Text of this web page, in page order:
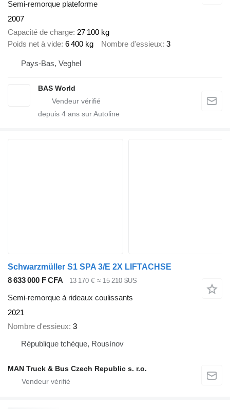
Semi-remorque plateforme
2007
Capacité de charge 27 100 kg
Poids net à vide 6 400 kg Nombre d'essieux 3
Pays-Bas, Veghel
BAS World
depuis 4 ans sur Autoline
Schwarzmüller S1 SPA 3/E 2X LIFTACHSE
8 633 000 F CFA
13 170 € ≈ 15 210 $US
Semi-remorque à rideaux coulissants
2021
Nombre d'essieux 3
République tchèque, Rousínov
MAN Truck & Bus Czech Republic s. r.o.